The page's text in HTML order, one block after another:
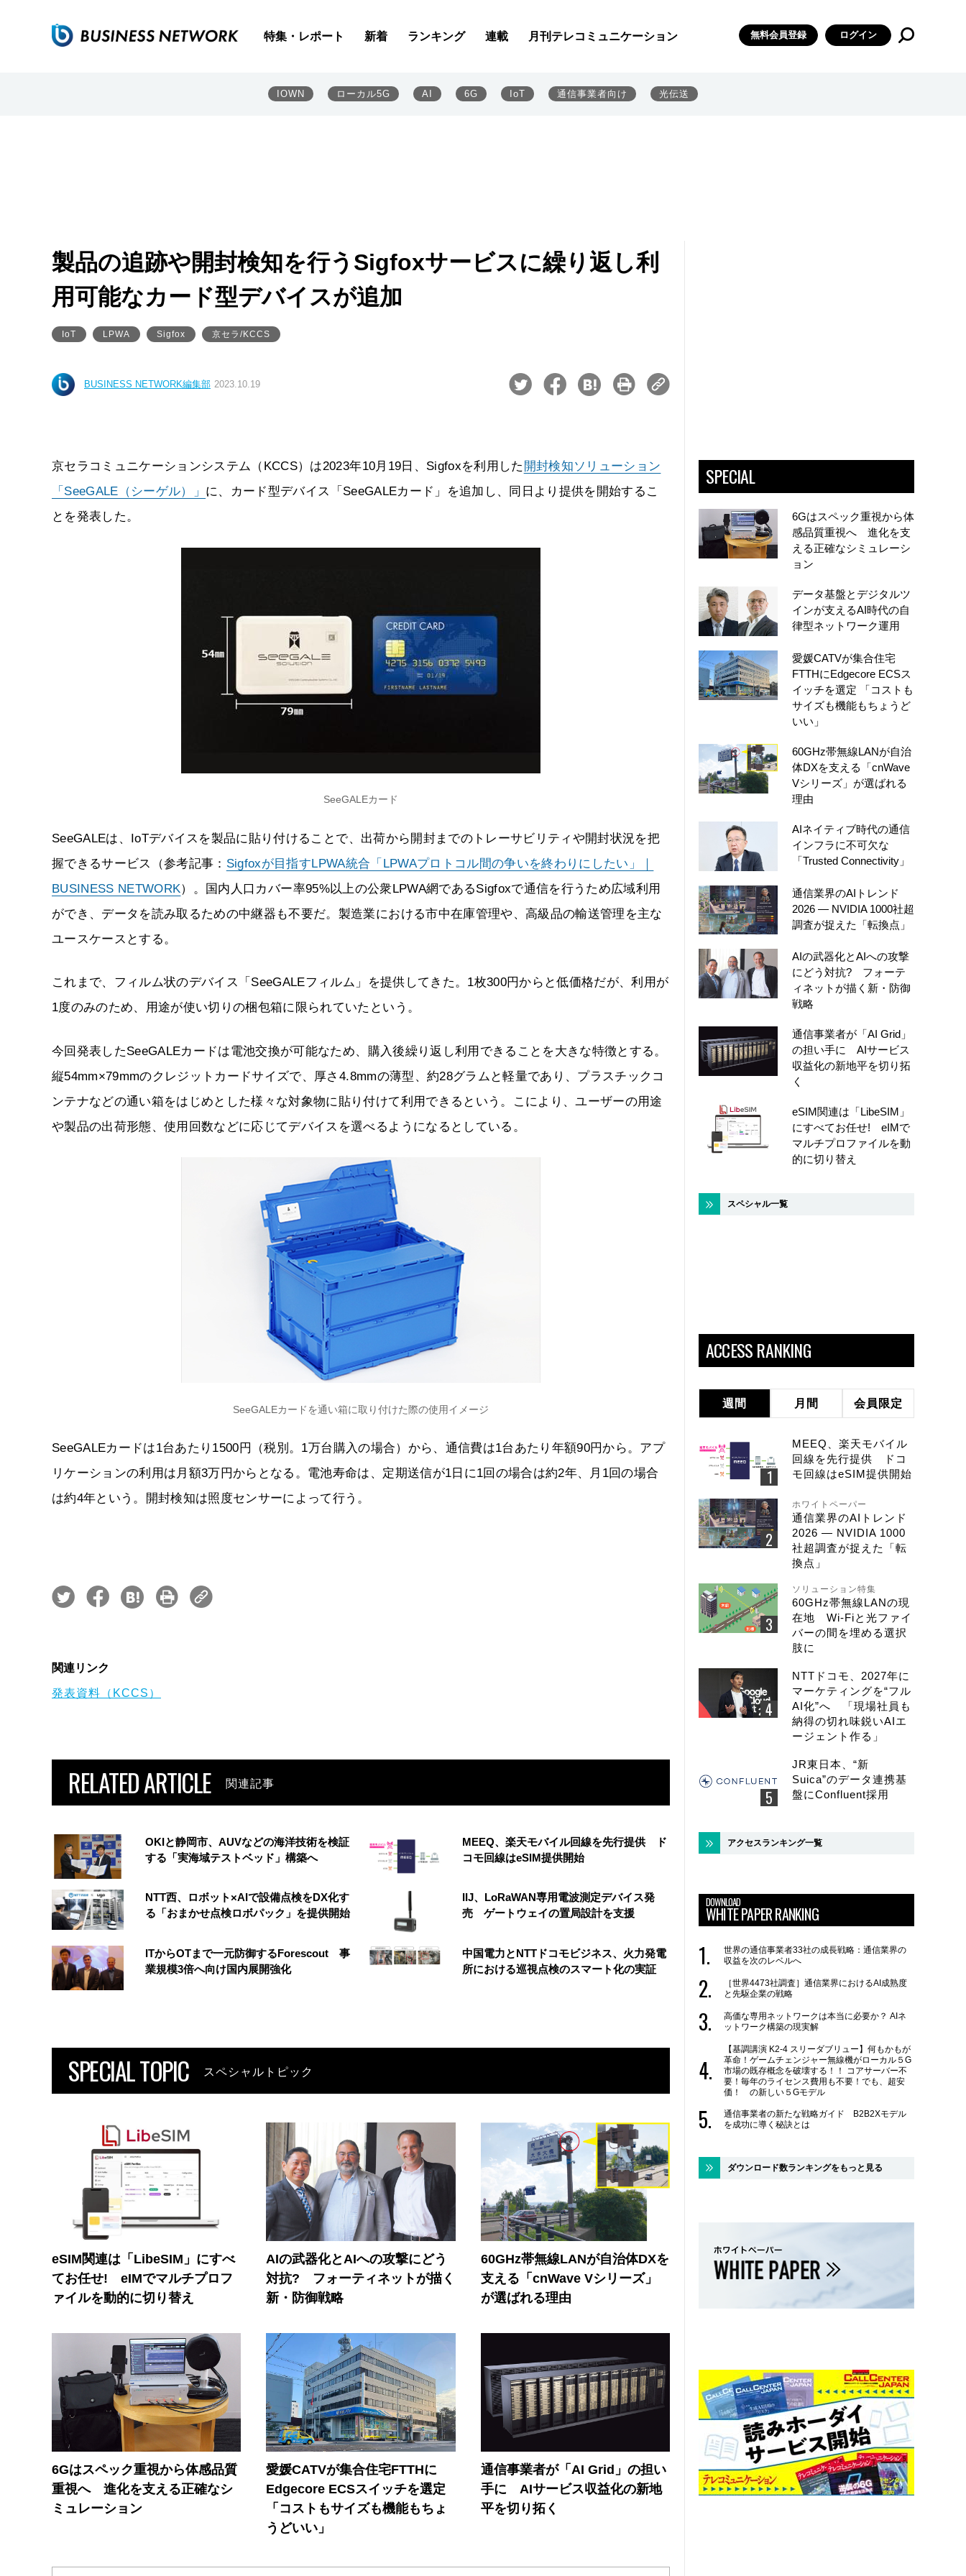
特集・レポート 新着 ランキング 連載 月刊テレコミュニケーション 無料会員登録 ログイン
IOWN ローカル5G AI 6G IoT 通信事業者向け 光伝送
製品の追跡や開封検知を行うSigfoxサービスに繰り返し利
用可能なカード型デバイスが追加
IoT LPWA Sigfox 京セラ/KCCS
BUSINESS NETWORK編集部 2023.10.19
京セラコミュニケーションシステム（KCCS）は2023年10月19日、Sigfoxを利用した 開封検知ソリューション
「SeeGALE（シーゲル）」 に、カード型デバイス「SeeGALEカード」を追加し、同日より提供を開始するこ
とを発表した。
SeeGALEカード
SeeGALEは、IoTデバイスを製品に貼り付けることで、出荷から開封までのトレーサビリティや開封状況を把
握できるサービス（参考記事： Sigfoxが目指すLPWA統合「LPWAプロトコル間の争いを終わりにしたい」｜
BUSINESS NETWORK）。国内人口カバー率95%以上の公衆LPWA網であるSigfoxで通信を行うため広域利用
ができ、データを読み取るための中継器も不要だ。製造業における市中在庫管理や、高級品の輸送管理を主な
ユースケースとする。
これまで、フィルム状のデバイス「SeeGALEフィルム」を提供してきた。1枚300円からと低価格だが、利用が
1度のみのため、用途が使い切りの梱包箱に限られていたという。
今回発表したSeeGALEカードは電池交換が可能なため、購入後繰り返し利用できることを大きな特徴とする。
縦54mm×79mmのクレジットカードサイズで、厚さ4.8mmの薄型、約28グラムと軽量であり、プラスチックコ
ンテナなどの通い箱をはじめとした様々な対象物に貼り付けて利用できるという。こにより、ユーザーの用途
や製品の出荷形態、使用回数などに応じてデバイスを選べるようになるとしている。
SeeGALEカードを通い箱に取り付けた際の使用イメージ
SeeGALEカードは1台あたり1500円（税別。1万台購入の場合）から、通信費は1台あたり年額90円から。アプ
リケーションの利用は月額3万円からとなる。電池寿命は、定期送信が1日に1回の場合は約2年、月1回の場合
は約4年という。開封検知は照度センサーによって行う。
関連リンク
発表資料（KCCS）
RELATED ARTICLE 関連記事
OKIと静岡市、AUVなどの海洋技術を検証
する「実海域テストベッド」構築へ
MEEQ、楽天モバイル回線を先行提供 ド
コモ回線はeSIM提供開始
NTT西、ロボット×AIで設備点検をDX化す
る「おまかせ点検ロボパック」を提供開始
IIJ、LoRaWAN専用電波測定デバイス発
売 ゲートウェイの置局設計を支援
ITからOTまで一元防御するForescout 事
業規模3倍へ向け国内展開強化
中国電力とNTTドコモビジネス、火力発電
所における巡視点検のスマート化の実証
SPECIAL TOPIC スペシャルトピック
eSIM関連は「LibeSIM」にすべ
てお任せ! eIMでマルチプロフ
ァイルを動的に切り替え
AIの武器化とAIへの攻撃にどう
対抗? フォーティネットが描く
新・防御戦略
60GHz帯無線LANが自治体DXを
支える「cnWave Vシリーズ」
が選ばれる理由
6Gはスペック重視から体感品質
重視へ 進化を支える正確なシ
ミュレーション
愛媛CATVが集合住宅FTTHに
Edgecore ECSスイッチを選定
「コストもサイズも機能もちょ
うどいい」
通信事業者が「AI Grid」の担い
手に AIサービス収益化の新地
平を切り拓く
SPECIAL
6Gはスペック重視から体
感品質重視へ 進化を支
える正確なシミュレーシ
ョン
データ基盤とデジタルツ
インが支えるAI時代の自
律型ネットワーク運用
愛媛CATVが集合住宅
FTTHにEdgecore ECSス
イッチを選定 「コストも
サイズも機能もちょうど
いい」
60GHz帯無線LANが自治
体DXを支える「cnWave
Vシリーズ」が選ばれる
理由
AIネイティブ時代の通信
インフラに不可欠な
「Trusted Connectivity」
通信業界のAIトレンド
2026 ― NVIDIA 1000社超
調査が捉えた「転換点」
AIの武器化とAIへの攻撃
にどう対抗? フォーテ
ィネットが描く新・防御
戦略
通信事業者が「AI Grid」
の担い手に AIサービス
収益化の新地平を切り拓
く
eSIM関連は「LibeSIM」
にすべてお任せ! eIMで
マルチプロファイルを動
的に切り替え
スペシャル一覧
ACCESS RANKING
週間 月間 会員限定
MEEQ、楽天モバイル
回線を先行提供 ドコ
モ回線はeSIM提供開始
ホワイトペーパー
通信業界のAIトレンド
2026 ― NVIDIA 1000
社超調査が捉えた「転
換点」
ソリューション特集
60GHz帯無線LANの現
在地 Wi-Fiと光ファイ
バーの間を埋める選択
肢に
NTTドコモ、2027年に
マーケティングを“フル
AI化”へ 「現場社員も
納得の切れ味鋭いAIエ
ージェント作る」
JR東日本、“新
Suica”のデータ連携基
盤にConfluent採用
アクセスランキング一覧
DOWNLOAD
WHITE PAPER RANKING
世界の通信事業者33社の成長戦略：通信業界の
収益を次のレベルへ
［世界4473社調査］通信業界におけるAI成熟度
と先駆企業の戦略
高価な専用ネットワークは本当に必要か？ AIネ
ットワーク構築の現実解
【基調講演 K2-4 スリーダブリュー】何もかもが
革命！ゲームチェンジャー無線機がローカル５G
市場の既存概念を破壊する！！ コアサーバー不
要！毎年のライセンス費用も不要！でも、超安
価！ の新しい５Gモデル
通信事業者の新たな戦略ガイド B2B2Xモデル
を成功に導く秘訣とは
ダウンロード数ランキングをもっと見る